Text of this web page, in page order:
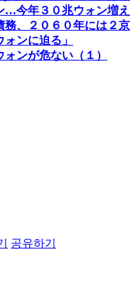
…今年３０兆ウォン増
、２０６０年には２
ンに迫る」
ンが危ない（１）
공유하기